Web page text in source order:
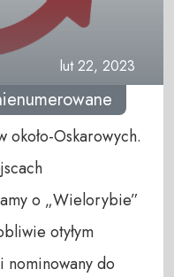
lut 22, 2023
około-Oskarowych.
o „Wielorybie”
otyłym
nominowany do